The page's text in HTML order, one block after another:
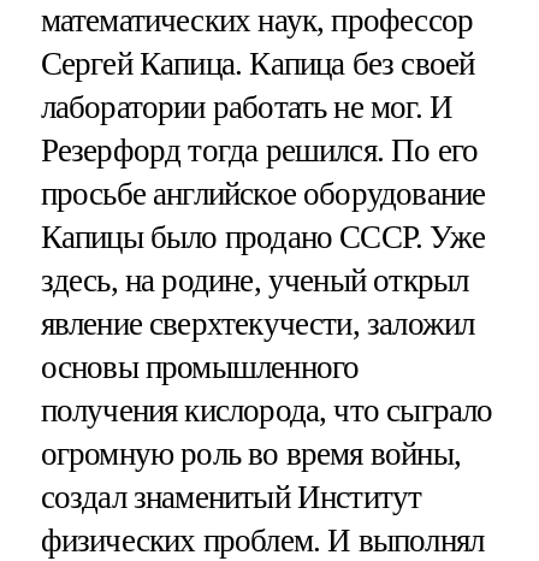
математических наук, профессор
Сергей Капица. Капица без своей
лаборатории работать не мог. И
Резерфорд тогда решился. По его
просьбе английское оборудование
Капицы было продано СССР. Уже
здесь, на родине, ученый открыл
явление сверхтекучести, заложил
основы промышленного
получения кислорода, что сыграло
огромную роль во время войны,
создал знаменитый Институт
физических проблем. И выполнял